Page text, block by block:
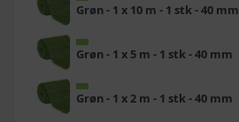
Grøn - 1 x 10 m - 1 stk - 40 mm
Grøn - 1 x 5 m - 1 stk - 40 mm
Grøn - 1 x 2 m - 1 stk - 40 mm